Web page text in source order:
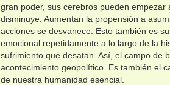
gran poder, sus cerebros pueden
disminuye. Aumentan la propensión a
acciones se desvanece. Esto también es
emocional repetidamente a lo largo de la
sufrimiento que desatan. Así, el campo de
acontecimiento geopolítico. Es también el
de nuestra humanidad esencial.